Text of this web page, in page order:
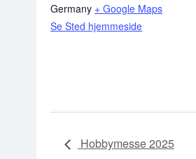
Germany + Google Maps
Se Sted hjemmeside
Hobbymesse 2025